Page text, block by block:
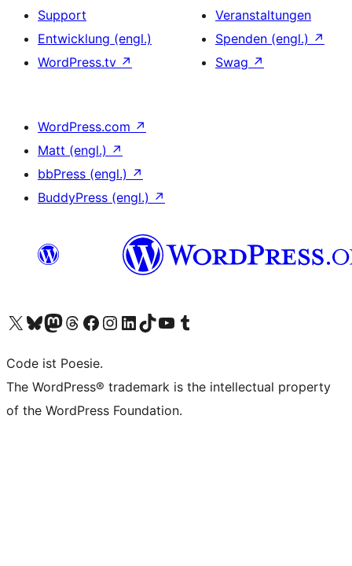
Support
Entwicklung (engl.)
WordPress.tv ↗
Veranstaltungen
Spenden (engl.) ↗
Swag ↗
WordPress.com ↗
Matt (engl.) ↗
bbPress (engl.) ↗
BuddyPress (engl.) ↗
Unser X-Konto (früher Twitter) besuchen
Unser Bluesky-Konto besuchen
Unser Mastodon-Konto besuchen
Unser Threads-Konto besuchen
Unsere Facebook-Seite besuchen
Unser Instagram-Konto besuchen
Unser LinkedIn-Konto besuchen
Unser TikTok-Konto besuchen
Unseren YouTube-Kanal besuchen
Unser Tumblr-Konto besuchen
Code ist Poesie.
The WordPress® trademark is the intellectual property
of the WordPress Foundation.